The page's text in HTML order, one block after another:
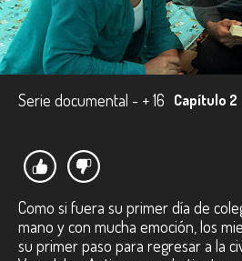
Serie documental - + 16 Capítulo 2
Como si fuera su primer día de
mano y con mucha emoción, los
su primer paso para regresar a la